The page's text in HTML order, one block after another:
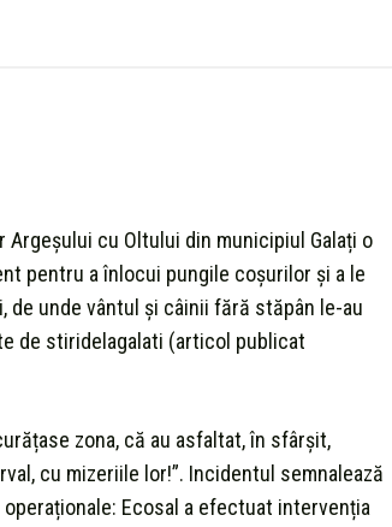
cu Oltului din municipiul Galați o
pentru a înlocui pungile coșurilor și a le
de unde vântul și câinii fără stăpân le-au
de stiridelagalati (articol publicat
zona, că au asfaltat, în sfârșit,
cu mizeriile lor!”. Incidentul semnalează
Ecosal a efectuat intervenția